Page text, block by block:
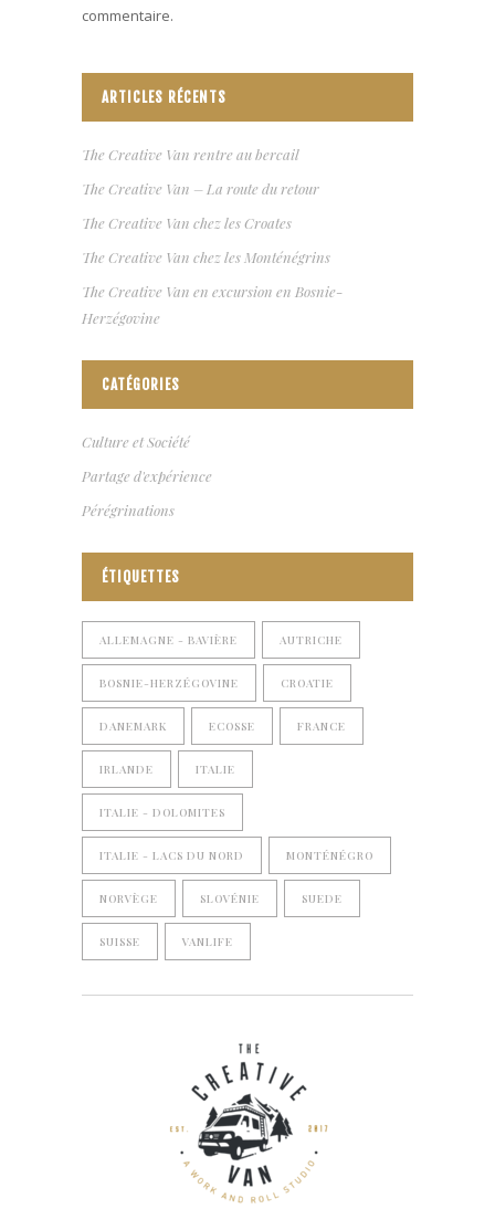
commentaire.
ARTICLES RÉCENTS
The Creative Van rentre au bercail
The Creative Van – La route du retour
The Creative Van chez les Croates
The Creative Van chez les Monténégrins
The Creative Van en excursion en Bosnie-
Herzégovine
CATÉGORIES
Culture et Société
Partage d'expérience
Pérégrinations
ÉTIQUETTES
ALLEMAGNE - BAVIÈRE AUTRICHE
BOSNIE-HERZÉGOVINE CROATIE
DANEMARK ECOSSE FRANCE
IRLANDE ITALIE
ITALIE - DOLOMITES
ITALIE - LACS DU NORD MONTÉNÉGRO
NORVÈGE SLOVÉNIE SUEDE
SUISSE VANLIFE